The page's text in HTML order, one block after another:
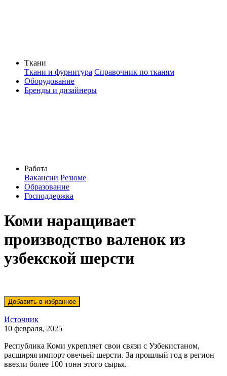
Ткани
Ткани и фурнитура Справочник по тканям
Оборудование
Бренды и дизайнеры
Работа
Вакансии Резюме
Образование
Господдержка
Коми наращивает
производство валенок из
узбекской шерсти
Источник
10 февраля, 2025
Республика Коми укрепляет свои связи с Узбекистаном,
расширяя импорт овечьей шерсти. За прошлый год в регион
ввезли более 100 тонн этого сырья.